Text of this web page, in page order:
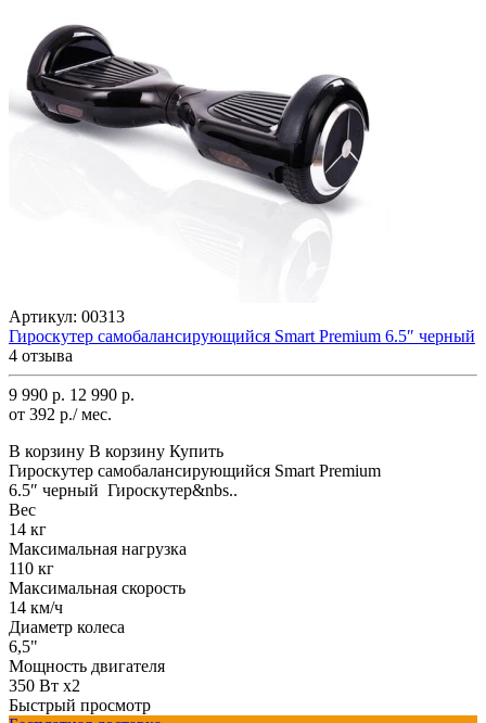
Артикул: 00313
Гироскутер самобалансирующийся Smart Premium 6.5″ черный
4 отзыва
9 990 р. 12 990 р.
от 392 р./ мес.
В корзину В корзину Купить
Гироскутер самобалансирующийся Smart Premium
6.5″ черный Гироскутер&nbs..
Вес
14 кг
Максимальная нагрузка
110 кг
Максимальная скорость
14 км/ч
Диаметр колеса
6,5"
Мощность двигателя
350 Вт х2
Быстрый просмотр